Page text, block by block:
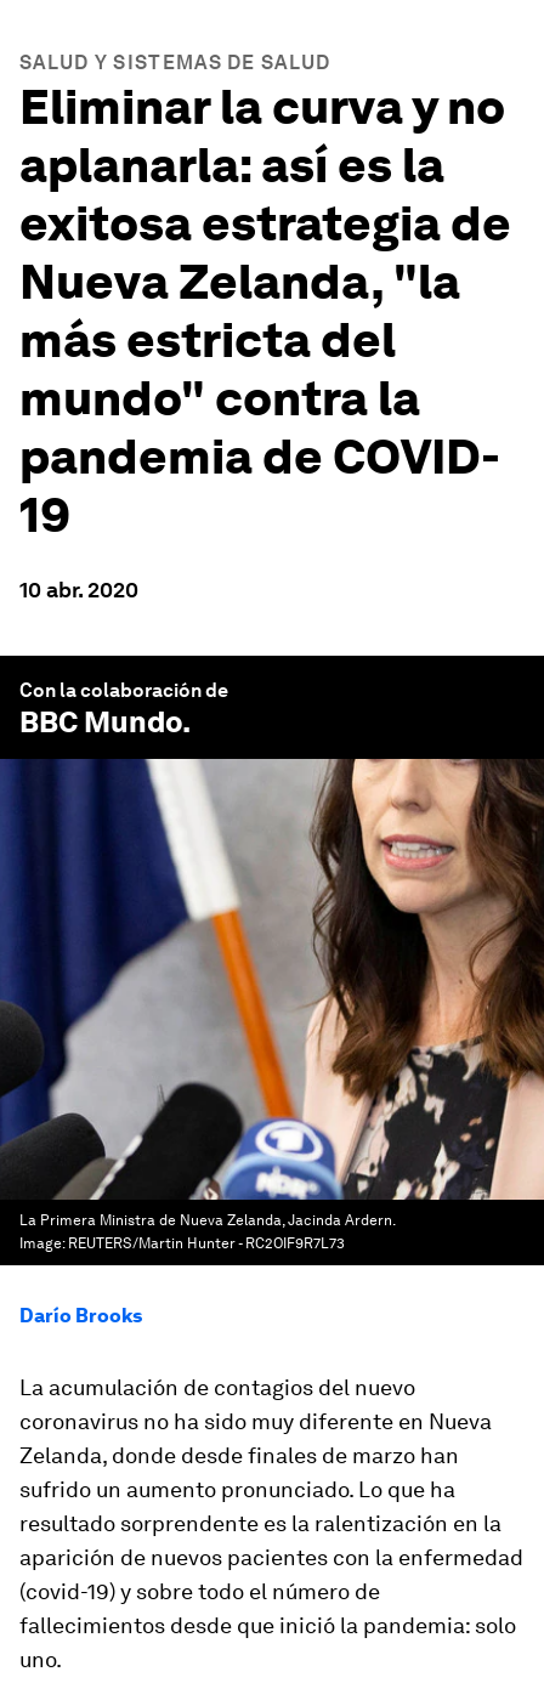
SALUD Y SISTEMAS DE SALUD
Eliminar la curva y no
aplanarla: así es la
exitosa estrategia de
Nueva Zelanda, "la
más estricta del
mundo" contra la
pandemia de COVID-
19
10 abr. 2020
Con la colaboración de
BBC Mundo.
La Primera Ministra de Nueva Zelanda, Jacinda Ardern.
Image: REUTERS/Martin Hunter - RC2OIF9R7L73
Darío Brooks
La acumulación de contagios del nuevo
coronavirus no ha sido muy diferente en Nueva
Zelanda, donde desde finales de marzo han
sufrido un aumento pronunciado. Lo que ha
resultado sorprendente es la ralentización en la
aparición de nuevos pacientes con la enfermedad
(covid-19) y sobre todo el número de
fallecimientos desde que inició la pandemia: solo
uno.